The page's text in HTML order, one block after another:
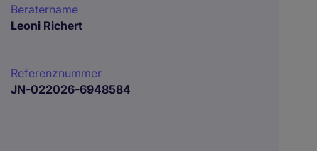
Beratername
Leoni Richert
Referenznummer
JN-022026-6948584